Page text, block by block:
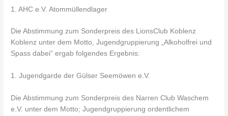
1. AHC e.V. Atommüllendlager
Die Abstimmung zum Sonderpreis des LionsClub Koblenz
Koblenz unter dem Motto, Jugendgruppierung „Alkoholfrei und
Spass dabei“ ergab folgendes Ergebnis:
1. Jugendgarde der Gülser Seemöwen e.V.
Die Abstimmung zum Sonderpreis des Narren Club Waschem
e.V. unter dem Motto; Jugendgruppierung ordentlichem